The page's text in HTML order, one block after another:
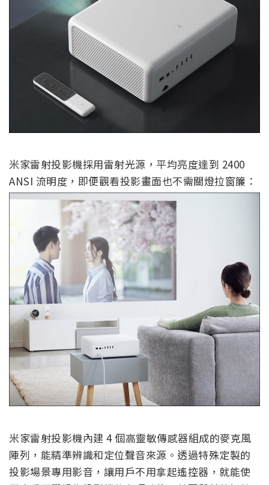
米家雷射投影機採用雷射光源，平均亮度達到 2400
ANSI 流明度，即便觀看投影畫面也不需關燈拉窗簾：
米家雷射投影機內建 4 個高靈敏傳感器組成的麥克風
陣列，能精準辨識和定位聲音來源。透過特殊定製的
投影場景專用影音，讓用戶不用拿起遙控器，就能使